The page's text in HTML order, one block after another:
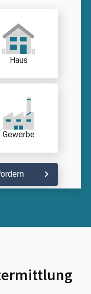
Haus
Gewerbe